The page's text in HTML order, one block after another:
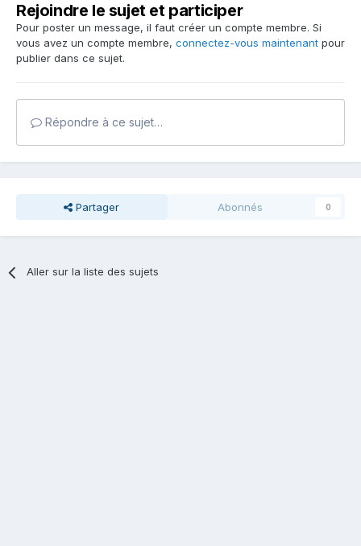
Rejoindre le sujet et participer
Pour poster un message, il faut créer un compte membre. Si
vous avez un compte membre, connectez-vous maintenant pour
publier dans ce sujet.
Répondre à ce sujet…
Partager Abonnés 0
Aller sur la liste des sujets